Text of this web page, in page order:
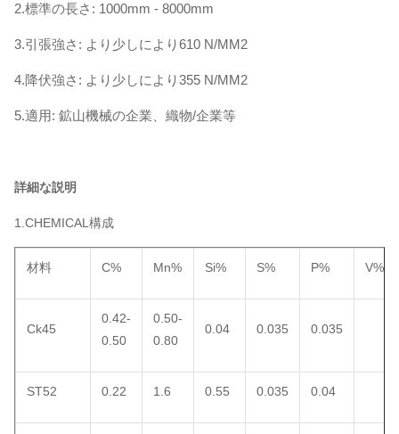
2.標準の長さ: 1000mm - 8000mm
3.引張強さ: より少しにより610 N/MM2
4.降伏強さ: より少しにより355 N/MM2
5.適用: 鉱山機械の企業、織物/企業等
詳細な説明
1.CHEMICAL構成
材料 C% Mn% Si% S% P% V%
Ck45
0.42-
0.50
0.50-
0.80
0.04 0.035 0.035
ST52 0.22 1.6 0.55 0.035 0.04